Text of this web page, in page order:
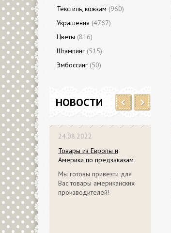
Текстиль, кожзам (960)
Украшения (4767)
Цветы (816)
Штампинг (515)
Эмбоссинг (50)
НОВОСТИ
24.08.2022
Товары из Европы и
Америки по предзаказам
Мы готовы привезти для
Вас товары американских
производителей!